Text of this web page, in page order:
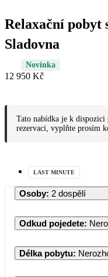
Relaxační pobyt
Sladovna
Novinka
12 950 Kč
Tato nabídka je k dispozici
rezervaci, vyplňte prosím
LAST MINUTE
Osoby: 2 dospělí
Odkud pojedete:
Délka pobytu: